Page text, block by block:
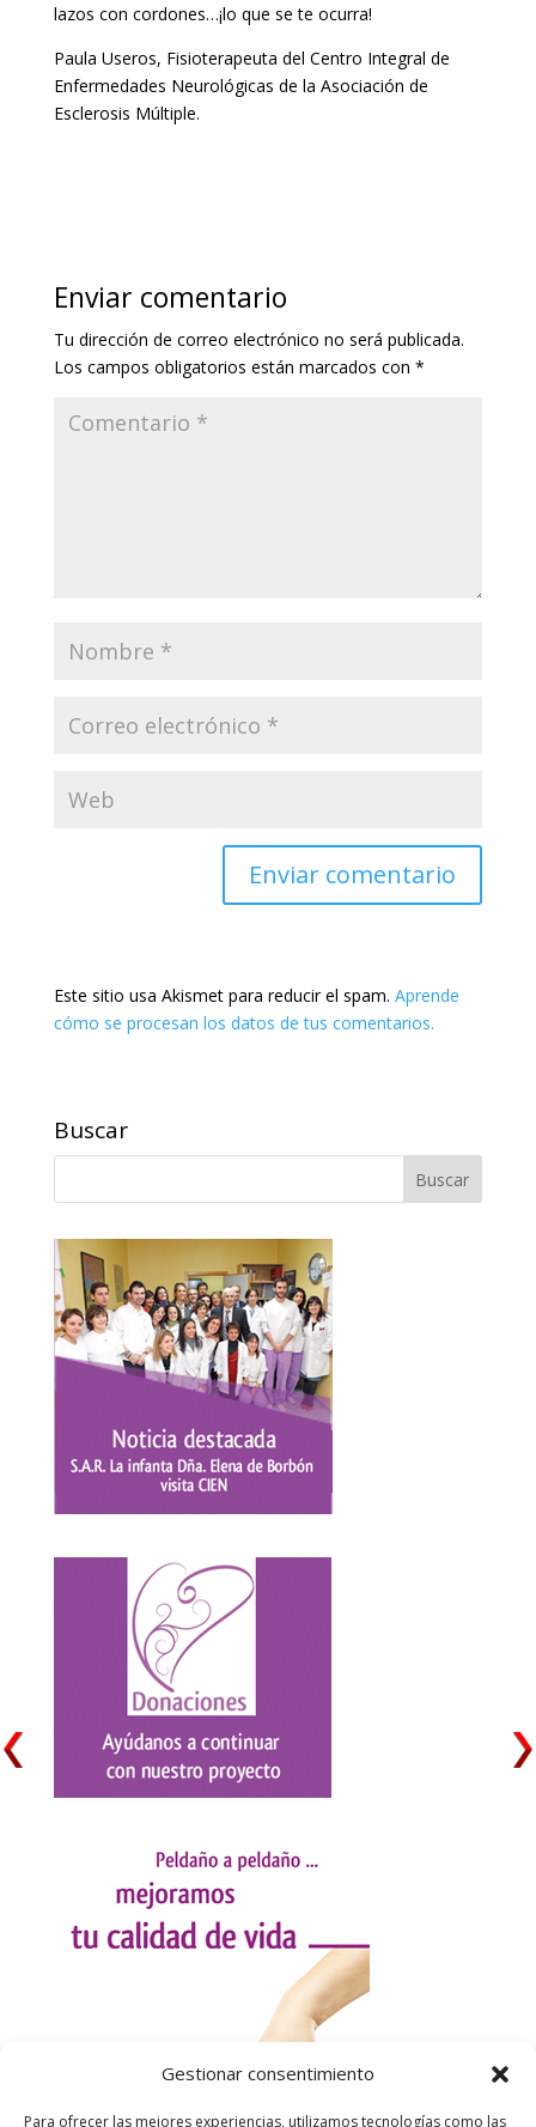
Gestionar consentimiento
Para ofrecer las mejores experiencias, utilizamos tecnologías como las
lazos con cordones…¡lo que se te ocurra!
Paula Useros, Fisioterapeuta del Centro Integral de
Enfermedades Neurológicas de la Asociación de
Esclerosis Múltiple.
Enviar comentario
Tu dirección de correo electrónico no será publicada.
Los campos obligatorios están marcados con *
Este sitio usa Akismet para reducir el spam. Aprende
cómo se procesan los datos de tus comentarios.
Buscar